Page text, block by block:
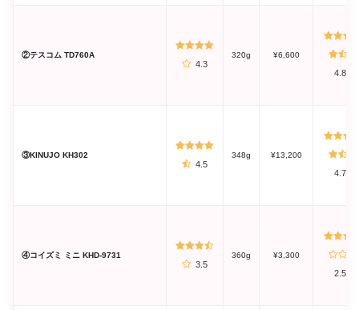
②テスコム TD760A
4.3
320g ¥6,600
4.8
③KINUJO KH302
4.5
348g ¥13,200
4.7
④コイズミ ミニ KHD-9731
3.5
360g ¥3,300
2.5